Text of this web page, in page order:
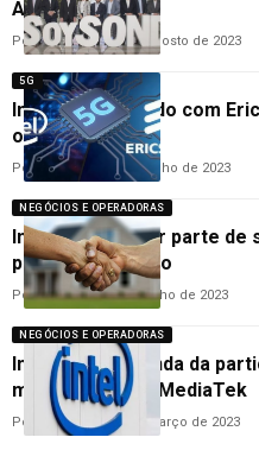
América Latina
PorAna Cláudia 29 de agosto de 2023
5G
Intel fecha acordo com
otimizados
Por Cleane Lima 27 de julho de 2023
NEGÓCIOS E OPERADORAS
Intel quer vender parte de
por US$ 1,5 bilhão
PorAna Cláudia6 de junho de 2023
NEGÓCIOS E OPERADORAS
Intel anuncia venda da
modem 5G para MediaTek
Por Ana Cláudia28 de março de 2023